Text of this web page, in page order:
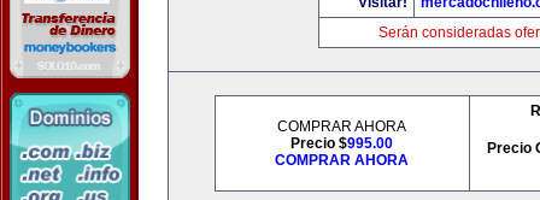
Serán consideradas
COMPRAR AHORA
Precio $995.00
COMPRAR AHORA
Precio